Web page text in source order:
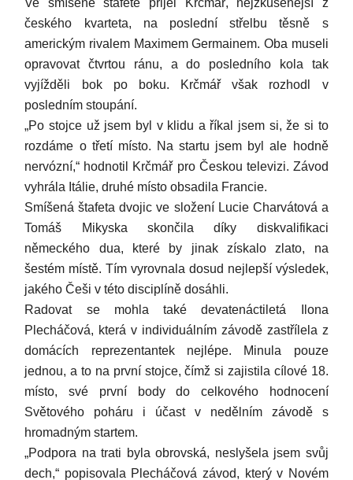
českého kvarteta, na poslední střelbu těsně s
americkým rivalem Maximem Germainem. Oba museli
opravovat čtvrtou ránu, a do posledního kola tak
vyjížděli bok po boku. Krčmář však rozhodl v
posledním stoupání.
„Po stojce už jsem byl v klidu a říkal jsem si, že si to
rozdáme o třetí místo. Na startu jsem byl ale hodně
nervózní,“ hodnotil Krčmář pro Českou televizi. Závod
vyhrála Itálie, druhé místo obsadila Francie.
Smíšená štafeta dvojic ve složení Lucie Charvátová a
Tomáš Mikyska skončila díky diskvalifikaci
německého dua, které by jinak získalo zlato, na
šestém místě. Tím vyrovnala dosud nejlepší výsledek,
jakého Češi v této disciplíně dosáhli.
Radovat se mohla také devatenáctiletá Ilona
Plecháčová, která v individuálním závodě zastřílela z
domácích reprezentantek nejlépe. Minula pouze
jednou, a to na první stojce, čímž si zajistila cílové 18.
místo, své první body do celkového hodnocení
Světového poháru i účast v nedělním závodě s
hromadným startem.
„Podpora na trati byla obrovská, neslyšela jsem svůj
dech,“ popisovala Plecháčová závod, který v Novém